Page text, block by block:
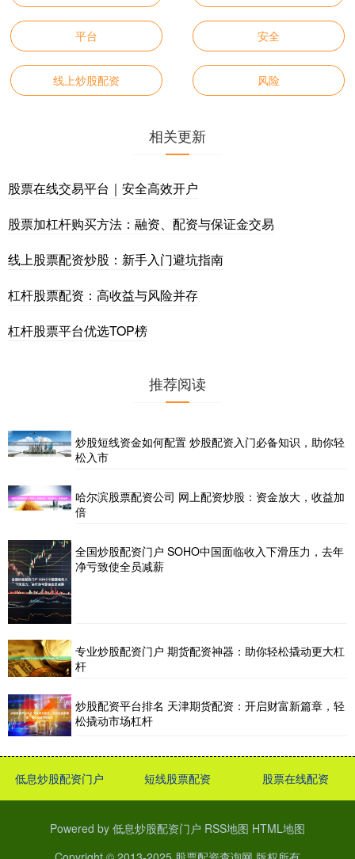
平台 安全
线上炒股配资 风险
相关更新
股票在线交易平台｜安全高效开户
股票加杠杆购买方法：融资、配资与保证金交易
线上股票配资炒股：新手入门避坑指南
杠杆股票配资：高收益与风险并存
杠杆股票平台优选TOP榜
推荐阅读
炒股短线资金如何配置 炒股配资入门必备知识，助你轻
松入市
哈尔滨股票配资公司 网上配资炒股：资金放大，收益加
倍
全国炒股配资门户 SOHO中国面临收入下滑压力，去年
净亏致使全员减薪
专业炒股配资门户 期货配资神器：助你轻松撬动更大杠
杆
炒股配资平台排名 天津期货配资：开启财富新篇章，轻
松撬动市场杠杆
低息炒股配资门户 短线股票配资 股票在线配资
Powered by 低息炒股配资门户 RSS地图 HTML地图